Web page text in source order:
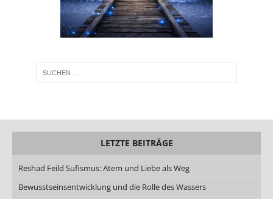
LETZTE BEITRÄGE
Reshad Feild Sufismus: Atem und Liebe als Weg
Bewusstseinsentwicklung und die Rolle des Wassers